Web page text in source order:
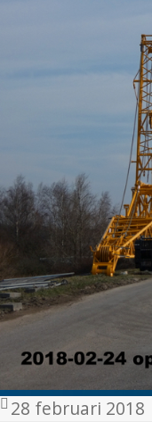
Geplaatst
28 februari 2018